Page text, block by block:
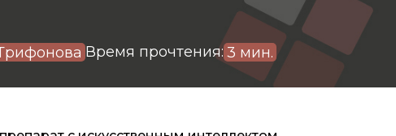
Время прочтения: 3 мин.